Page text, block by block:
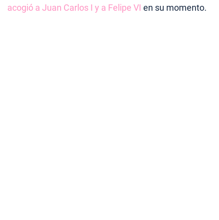
acogió a Juan Carlos I y a Felipe VI en su momento.